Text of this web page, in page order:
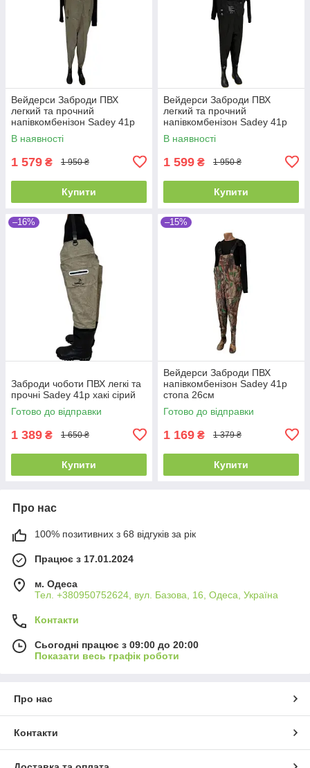
Вейдерси Заброди ПВХ
легкий та прочний
напівкомбенізон Sadey 41р
хакі
В наявності
1 579 ₴ 1 950 ₴
Купити
Вейдерси Заброди ПВХ
легкий та прочний
напівкомбенізон Sadey 41р
В наявності
1 599 ₴ 1 950 ₴
Купити
–16%
Заброди чоботи ПВХ легкі та
прочні Sadey 41р хакі сірий
Готово до відправки
1 389 ₴ 1 650 ₴
Купити
–15%
Вейдерси Заброди ПВХ
напівкомбенізон Sadey 41р
стопа 26см
Готово до відправки
1 169 ₴ 1 379 ₴
Купити
Про нас
100% позитивних з 68 відгуків за рік
Працює з 17.01.2024
м. Одеса
Тел. +380950752624, вул. Базова, 16, Одеса, Україна
Контакти
Сьогодні працює з 09:00 до 20:00
Показати весь графік роботи
Про нас
Контакти